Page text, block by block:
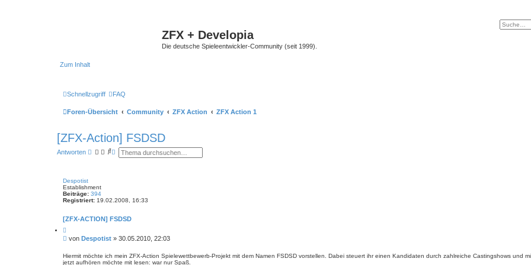
ZFX + Developia
Die deutsche Spieleentwickler-Community (seit 1999).
Zum Inhalt
Schnellzugriff FAQ
Foren-Übersicht Community ZFX Action ZFX Action 1
[ZFX-Action] FSDSD
Antworten
S E
r
S
h
Despotist
Establishment
Beiträge: 394
Registriert: 19.02.2008, 16:33
[ZFX-ACTION] FSDSD
i
t
e
r
B
i
t
von Despotist » 30.05.2010, 22:03
Hiermit möchte ich mein ZFX-Action Spielewettbewerb-Projekt mit dem Namen FSDSD vorstellen. Dabei steuert ihr einen Kandidaten durch zahlreiche Castingshows und
jetzt aufhören möchte mit lesen: war nur Spaß.